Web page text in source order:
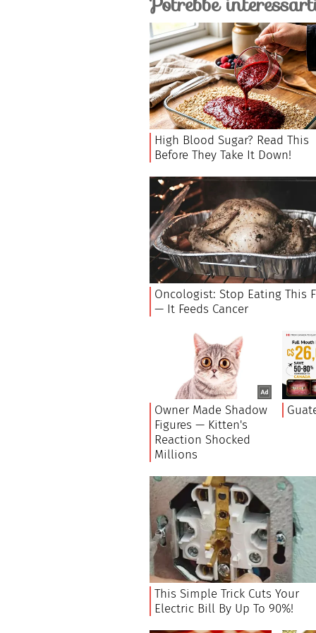
salute di ossa e denti.